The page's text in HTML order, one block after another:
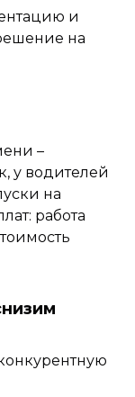
и
на
–
у водителей
на
работа